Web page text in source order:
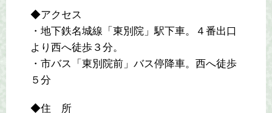
◆アクセス
・地下鉄名城線「東別院」駅下車。４番出口
より西へ徒歩３分。
・市バス「東別院前」バス停降車。西へ徒歩
５分
◆住 所